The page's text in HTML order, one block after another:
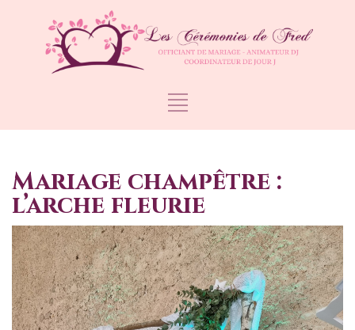
Mariage champêtre :
l’arche fleurie